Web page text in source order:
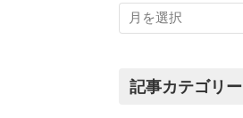
ま
買記事カテゴリー